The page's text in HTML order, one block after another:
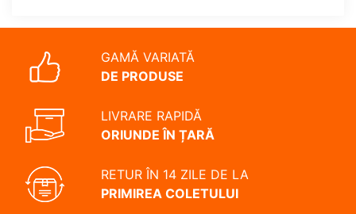
GAMĂ VARIATĂ
DE PRODUSE
LIVRARE RAPIDĂ
ORIUNDE ÎN ȚARĂ
RETUR ÎN 14 ZILE DE LA
PRIMIREA COLETULUI